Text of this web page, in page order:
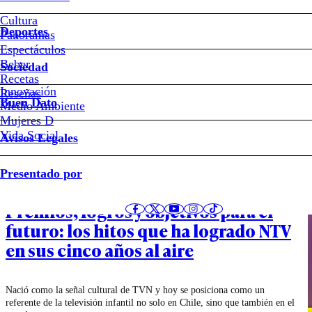
Cultura
Panoramas
Espectáculos
Beber
Recetas
Reseñas
Deportes
Sociedad
Innovación
Medio Ambiente
Mujeres D
Vida Social
Buen Dato
Avisos Legales
Presentado por
Últimos artículos de Rodrigo León
Cultura
Premios, logros y objetivos para el
futuro: los hitos que ha logrado NTV
en sus cinco años al aire
Nació como la señal cultural de TVN y hoy se posiciona como un
referente de la televisión infantil no solo en Chile, sino que también en el